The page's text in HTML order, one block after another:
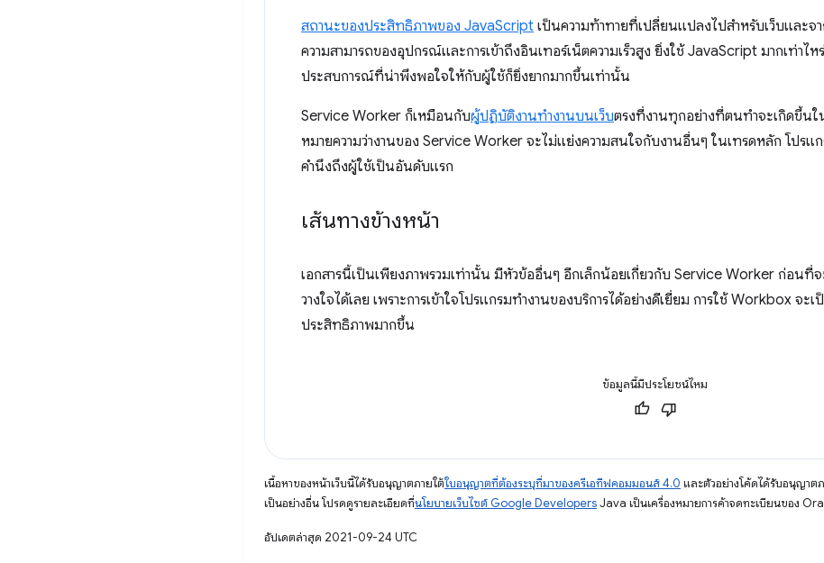
สถานะของประสิทธิภาพของ JavaScript เป็นความท้าทายที่เปลี่ยนแปลงไปสำหรับเว็บและ
ความสามารถของอุปกรณ์และการเข้าถึงอินเทอร์เน็ตความเร็วสูง ยิ่งใช้ JavaScript มากเท่าไห
ประสบการณ์ที่น่าพึงพอใจให้กับผู้ใช้ก็ยิ่งยากมากขึ้นเท่านั้น
Service Worker ก็เหมือนกับผู้ปฏิบัติงานทำงานบนเว็บตรงที่งานทุกอย่างที่ตนทำจะเกิดขึ้นใ
หมายความว่างานของ Service Worker จะไม่แย่งความสนใจกับงานอื่นๆ ในเทรดหลัก โปรแ
คำนึงถึงผู้ใช้เป็นอันดับแรก
เส้นทางข้างหน้า
เอกสารนี้เป็นเพียงภาพรวมเท่านั้น มีหัวข้ออื่นๆ อีกเล็กน้อยเกี่ยวกับ Service Worker ก่อน
วางใจได้เลย เพราะการเข้าใจโปรแกรมทำงานของบริการได้อย่างดีเยี่ยม การใช้ Workbox จ
ประสิทธิภาพมากขึ้น
ข้อมูลนี้มีประโยชน์ไหม
เนื้อหาของหน้าเว็บนี้ได้รับอนุญาตภายใต้ใบอนุญาตที่ต้องระบุที่มาของครีเอทีฟคอมมอนส์ 4.0 และตัวอย่างโค้ดได้รับอนุญาต
เป็นอย่างอื่น โปรดดูรายละเอียดที่นโยบายเว็บไซต์ Google DevelopersJava เป็นเครื่องหมายการค้าจดทะเบียนของ
อัปเดตล่าสุด 2021-09-24 UTC